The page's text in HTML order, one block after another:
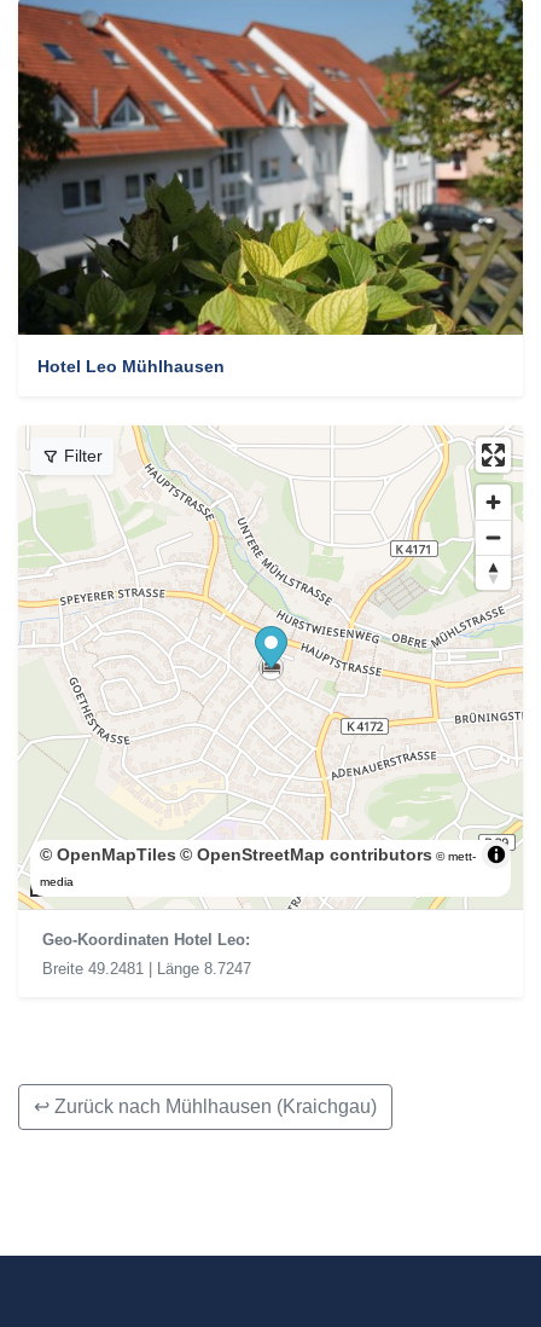
Hotel Leo Mühlhausen
300 m
© OpenMapTiles © OpenStreetMap contributors © mett-
media
Filter
Geo-Koordinaten Hotel Leo:
Breite 49.2481 | Länge 8.7247
↩ Zurück nach Mühlhausen (Kraichgau)